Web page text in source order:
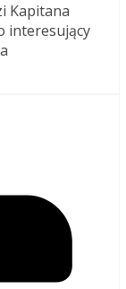
Kapitana
interesujący